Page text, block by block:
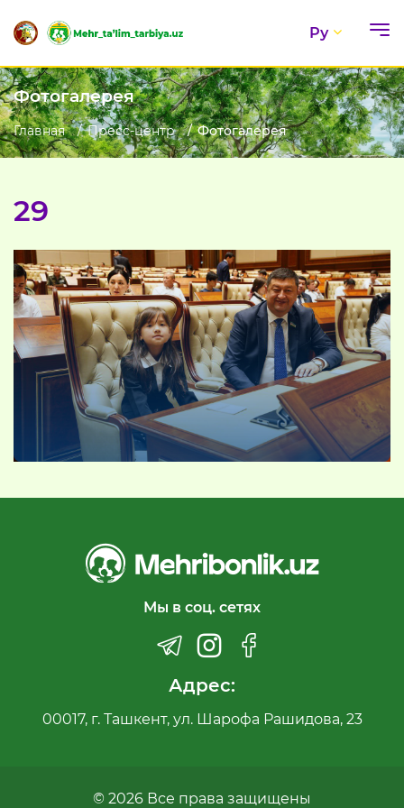
Ру
Фотогалерея
Главная Пресс-центр Фотогалерея
29
Мы в соц. сетях
Адрес:
00017, г. Ташкент, ул. Шарофа Рашидова, 23
© 2026 Все права защищены